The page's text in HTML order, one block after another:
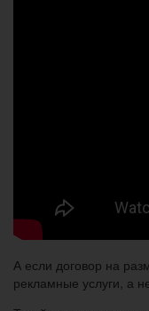
А если договор на
рекламные услуги, а